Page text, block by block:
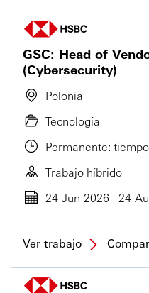
GSC: Head of
(Cybersecurity)
Polonia
Tecnología
Permanente:
Trabajo híbrido
24-Jun-2026 - 24-
Ver trabajo